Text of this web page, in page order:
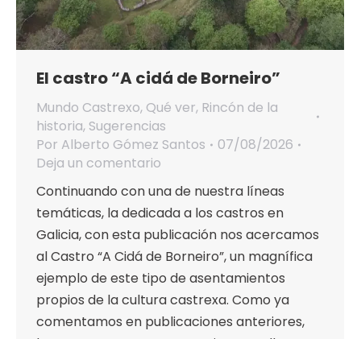
El castro “A cidá de Borneiro”
Mundo Castrexo, Qué ver, Rincón de la
historia, Sugerencias
Por Alberto Gómez Santos
07/08/2026
Deja un comentario
Continuando con una de nuestra líneas
temáticas, la dedicada a los castros en
Galicia, con esta publicación nos acercamos
al Castro “A Cidá de Borneiro”, un magnífica
ejemplo de este tipo de asentamientos
propios de la cultura castrexa. Como ya
comentamos en publicaciones anteriores,